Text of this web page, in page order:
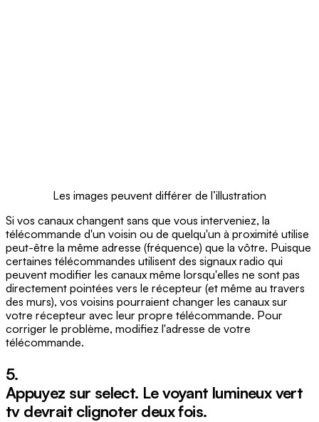
Les images peuvent différer de l’illustration
Si vos canaux changent sans que vous interveniez, la
télécommande d'un voisin ou de quelqu'un à proximité utilise
peut-être la même adresse (fréquence) que la vôtre. Puisque
certaines télécommandes utilisent des signaux radio qui
peuvent modifier les canaux même lorsqu'elles ne sont pas
directement pointées vers le récepteur (et même au travers
des murs), vos voisins pourraient changer les canaux sur
votre récepteur avec leur propre télécommande. Pour
corriger le problème, modifiez l'adresse de votre
télécommande.
5.
Appuyez sur select. Le voyant lumineux vert
tvdevrait clignoter deux fois.